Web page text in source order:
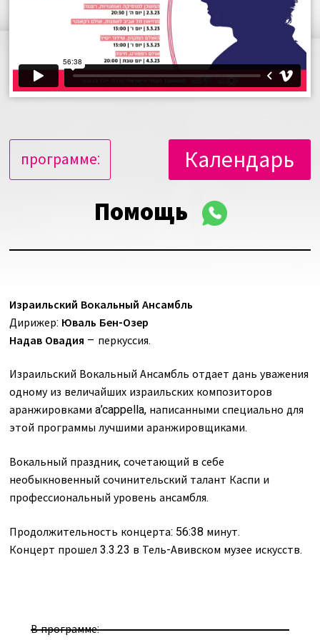
программе:
Помощь
Календарь
Израильский Вокальный Ансамбль
Дирижер: Юваль Бен-Озер
Надав Овадия – перкуссия.
Израильский Вокальный Ансамбль отдает дань уважения
одному из величайших израильских композиторов
аранжировками a’cappella, написанными специально для
этой программы лучшими аранжировщиками.
Вокальный праздник, сочетающий в себе
необыкновенный сочинительский талант Каспи и
профессиональный уровень ансамбля.
Продолжительность концерта: 56:38 минут.
Концерт прошел 3.3.23 в Тель-Авивском музее искусств.
В программе: